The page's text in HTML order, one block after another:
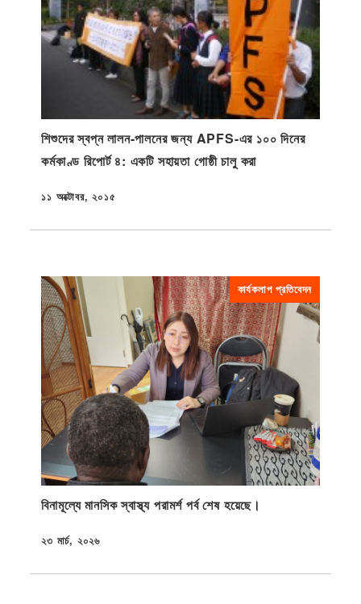
শিশুদের স্বপ্ন লালন-পালনের জন্য APFS-এর ১০০ দিনের
কর্মকাণ্ড রিপোর্ট ৪: একটি সহায়তা গোষ্ঠী চালু করা
প্রকাশিত
১১ অক্টোবর, ২০১৫
কার্যকলাপ প্রতিবেদন
বিনামূল্যে মানসিক স্বাস্থ্য পরামর্শ পর্ব শেষ হয়েছে।
প্রকাশিত
২৩ মার্চ, ২০২৬